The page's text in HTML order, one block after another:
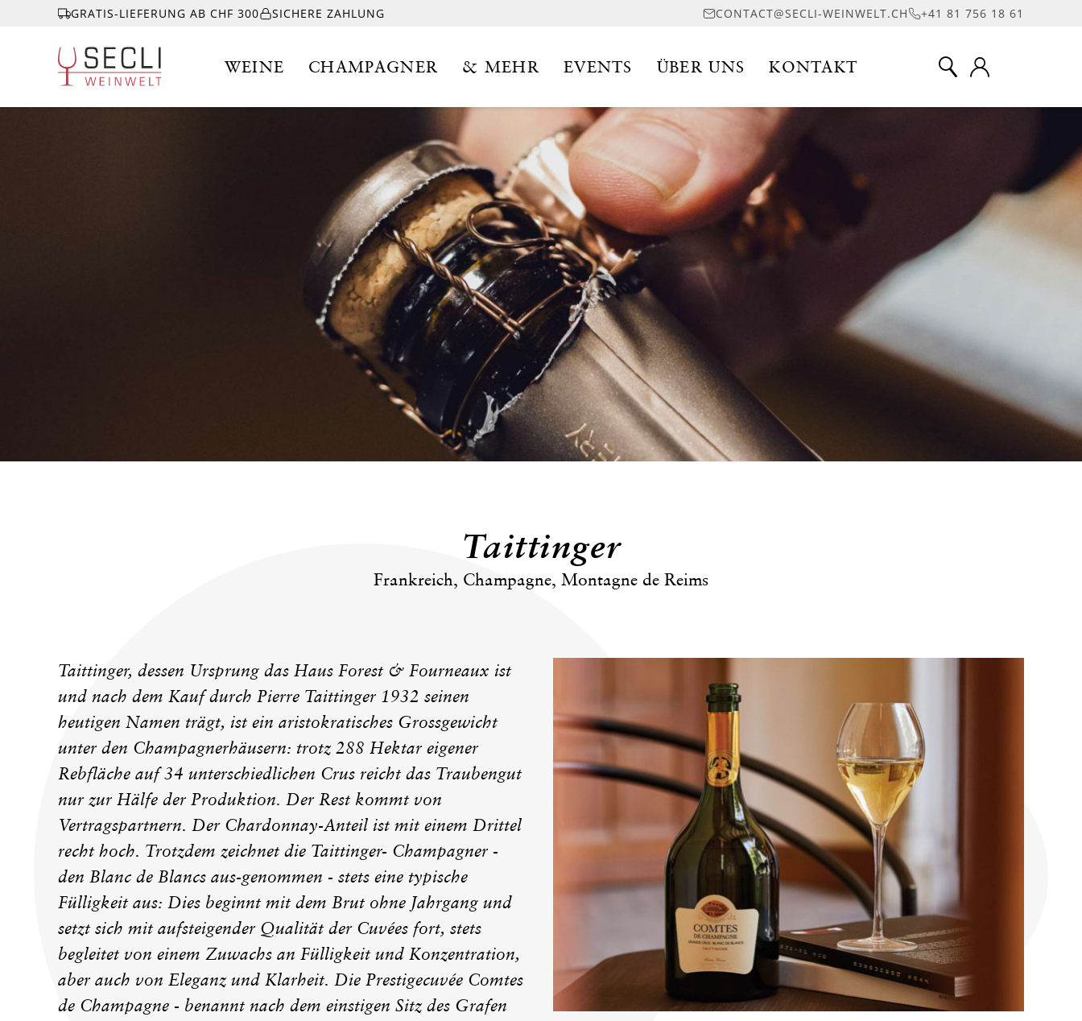
GRATIS-LIEFERUNG AB CHF 300 SICHERE ZAHLUNG CONTACT@SECLI-WEINWELT.CH +41 81 756 18 61
WEINE CHAMPAGNER & MEHR EVENTS ÜBER UNS KONTAKT
Taittinger
Frankreich, Champagne, Montagne de Reims
Taittinger, dessen Ursprung das Haus Forest & Fourneaux ist
und nach dem Kauf durch Pierre Taittinger 1932 seinen
heutigen Namen trägt, ist ein aristokratisches Grossgewicht
unter den Champagnerhäusern: trotz 288 Hektar eigener
Rebfläche auf 34 unterschiedlichen Crus reicht das Traubengut
nur zur Hälfe der Produktion. Der Rest kommt von
Vertragspartnern. Der Chardonnay-Anteil ist mit einem Drittel
recht hoch. Trotzdem zeichnet die Taittinger- Champagner -
den Blanc de Blancs aus-genommen - stets eine typische
Fülligkeit aus: Dies beginnt mit dem Brut ohne Jahrgang und
setzt sich mit aufsteigender Qualität der Cuvées fort, stets
begleitet von einem Zuwachs an Fülligkeit und Konzentration,
aber auch von Eleganz und Klarheit. Die Prestigecuvée Comtes
de Champagne - benannt nach dem einstigen Sitz des Grafen